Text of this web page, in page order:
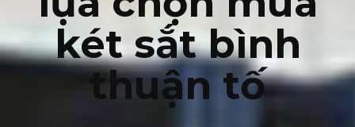
két sắt bình
thuận tố